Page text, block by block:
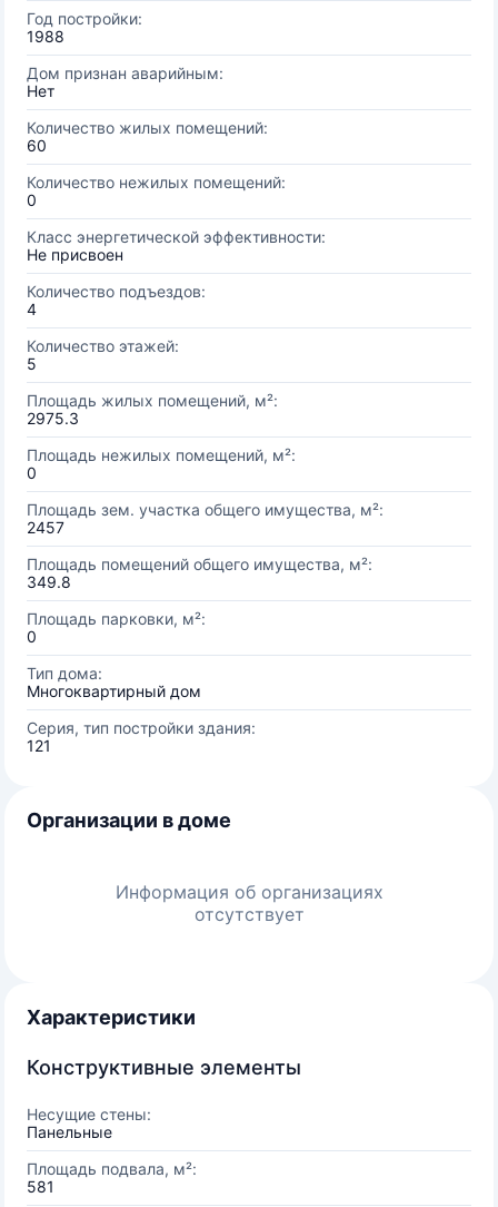
Год постройки:
1988
Дом признан аварийным:
Нет
Количество жилых помещений:
60
Количество нежилых помещений:
0
Класс энергетической эффективности:
Не присвоен
Количество подъездов:
4
Количество этажей:
5
Площадь жилых помещений, м²:
2975.3
Площадь нежилых помещений, м²:
0
Площадь зем. участка общего имущества, м²:
2457
Площадь помещений общего имущества, м²:
349.8
Площадь парковки, м²:
0
Тип дома:
Многоквартирный дом
Серия, тип постройки здания:
121
Организации в доме
Информация об организациях
отсутствует
Характеристики
Конструктивные элементы
Несущие стены:
Панельные
Площадь подвала, м²:
581